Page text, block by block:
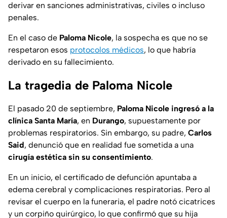
derivar en sanciones administrativas, civiles o incluso
penales.
En el caso de Paloma Nicole, la sospecha es que no se
respetaron esos protocolos médicos, lo que habría
derivado en su fallecimiento.
La tragedia de Paloma Nicole
El pasado 20 de septiembre, Paloma Nicole ingresó a la
clínica Santa María, en Durango, supuestamente por
problemas respiratorios. Sin embargo, su padre, Carlos
Said, denunció que en realidad fue sometida a una
cirugía estética sin su consentimiento.
En un inicio, el certificado de defunción apuntaba a
edema cerebral y complicaciones respiratorias. Pero al
revisar el cuerpo en la funeraria, el padre notó cicatrices
y un corpiño quirúrgico, lo que confirmó que su hija